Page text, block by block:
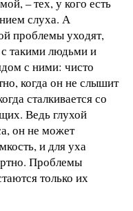
слуха. А
проблемы уходят,
такими людьми и
с ними: чисто
когда он не слышит
сталкивается со
Ведь глухой
он не может
и для уха
Проблемы
только их